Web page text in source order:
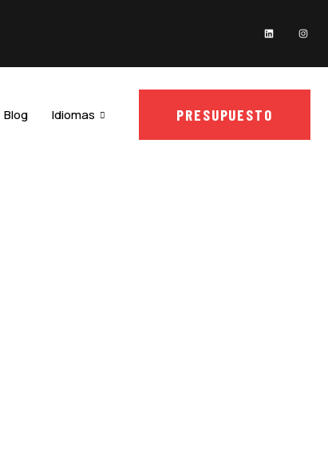
Blog Idiomas PRESUPUESTO